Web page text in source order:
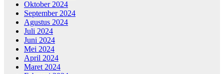
Oktober 2024
September 2024
Agustus 2024
Juli 2024
Juni 2024
Mei 2024
April 2024
Maret 2024